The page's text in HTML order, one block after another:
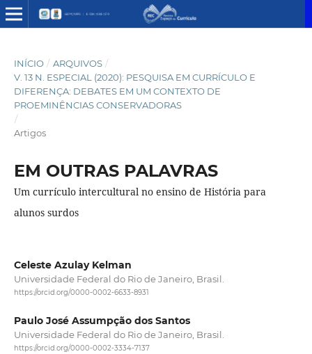
INÍCIO / ARQUIVOS /
V. 13 N. ESPECIAL (2020): PESQUISA EM CURRÍCULO E
DIFERENÇA: DEBATES EM UM CONTEXTO DE
PROEMINÊNCIAS CONSERVADORAS
/
Artigos
EM OUTRAS PALAVRAS
Um currículo intercultural no ensino de História para
alunos surdos
Celeste Azulay Kelman
Universidade Federal do Rio de Janeiro, Brasil.
https://orcid.org/0000-0002-6633-8931
Paulo José Assumpção dos Santos
Universidade Federal do Rio de Janeiro, Brasil.
https://orcid.org/0000-0002-3334-7137